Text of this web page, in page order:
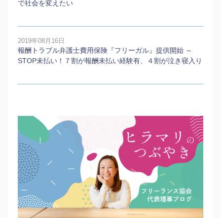
で社会を変えたい
2019年08月16日
報酬トラブル弁護士費用保険『フリーガル』提供開始 ～
STOP未払い！７割が報酬未払い経験有、４割が泣き寝入り